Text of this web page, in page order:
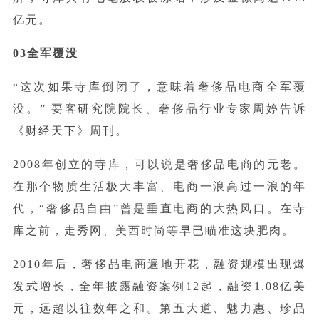
亿元。
03全军覆没
“这次如果寺库倒闭了，意味着奢侈品电商全军覆
没。” 要客研究院院长、奢侈品行业专家周婷告诉
《财经天下》周刊。
2008年创立的寺库，可以说是奢侈品电商的元老。
在那个物质生活极大丰富、电商一浪高过一浪的年
代，“奢侈品自由”曾是垂直电商的大热风口。在寺
库之前，走秀网、美西时尚等早已瞄准这块肥肉。
2010年后，奢侈品电商遍地开花，融资规模出现爆
发式增长，全年披露融资案例12起，融资1.08亿美
元，远超以往数年之和。第五大道、魅力惠、珍品